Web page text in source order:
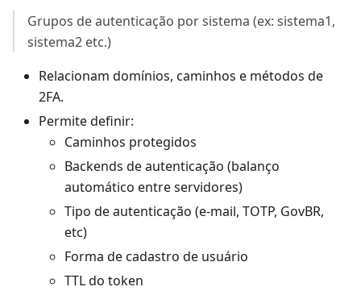
Grupos de autenticação por sistema (ex: sistema1,
sistema2 etc.)
Relacionam domínios, caminhos e métodos de
2FA.
Permite definir:
Caminhos protegidos
Backends de autenticação (balanço
automático entre servidores)
Tipo de autenticação (e-mail, TOTP, GovBR,
etc)
Forma de cadastro de usuário
TTL do token